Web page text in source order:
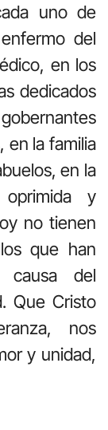
uno de
del
en los
dedicados
en la familia
en la
oprimida y
no tienen
que han
del
Que Cristo
nos
y unidad,